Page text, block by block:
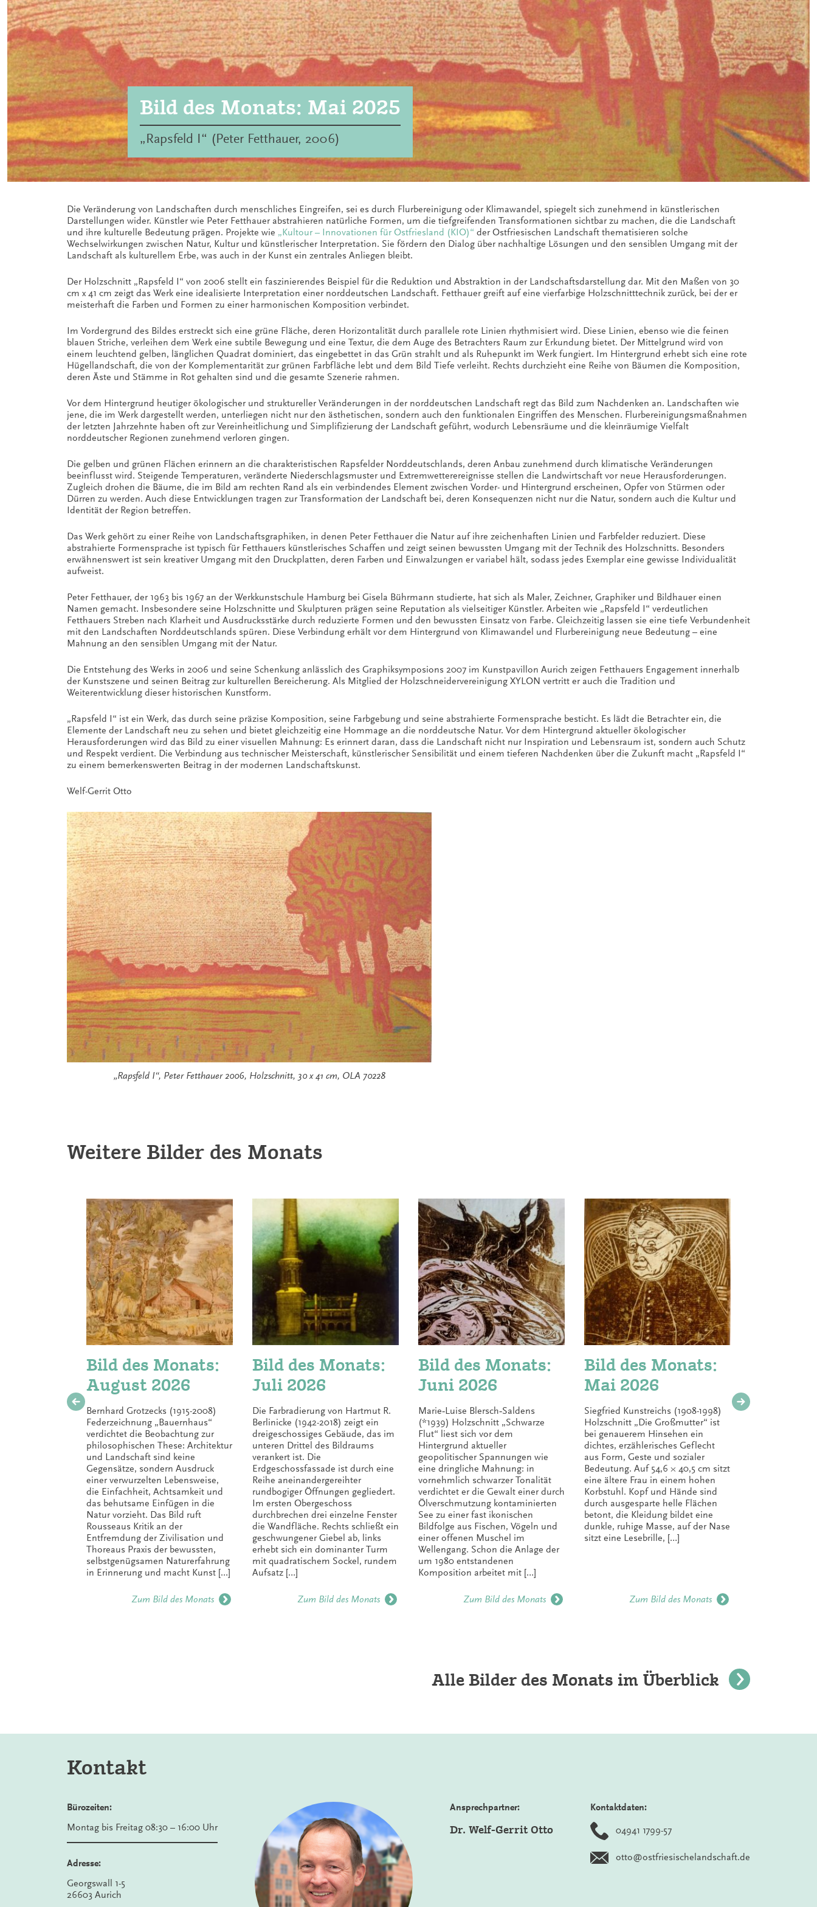
Bild des Monats: Mai 2025
„Rapsfeld I“ (Peter Fetthauer, 2006)
Die Veränderung von Landschaften durch menschliches Eingreifen, sei es durch Flurbereinigung oder Klimawandel, spiegelt sich zunehmend in künstlerischen
Darstellungen wider. Künstler wie Peter Fetthauer abstrahieren natürliche Formen, um die tiefgreifenden Transformationen sichtbar zu machen, die die Landschaft
und ihre kulturelle Bedeutung prägen. Projekte wie „Kultour – Innovationen für Ostfriesland (KIO)“ der Ostfriesischen Landschaft thematisieren solche
Wechselwirkungen zwischen Natur, Kultur und künstlerischer Interpretation. Sie fördern den Dialog über nachhaltige Lösungen und den sensiblen Umgang mit der
Landschaft als kulturellem Erbe, was auch in der Kunst ein zentrales Anliegen bleibt.
Der Holzschnitt „Rapsfeld I“ von 2006 stellt ein faszinierendes Beispiel für die Reduktion und Abstraktion in der Landschaftsdarstellung dar. Mit den Maßen von 30
cm x 41 cm zeigt das Werk eine idealisierte Interpretation einer norddeutschen Landschaft. Fetthauer greift auf eine vierfarbige Holzschnitttechnik zurück, bei der er
meisterhaft die Farben und Formen zu einer harmonischen Komposition verbindet.
Im Vordergrund des Bildes erstreckt sich eine grüne Fläche, deren Horizontalität durch parallele rote Linien rhythmisiert wird. Diese Linien, ebenso wie die feinen
blauen Striche, verleihen dem Werk eine subtile Bewegung und eine Textur, die dem Auge des Betrachters Raum zur Erkundung bietet. Der Mittelgrund wird von
einem leuchtend gelben, länglichen Quadrat dominiert, das eingebettet in das Grün strahlt und als Ruhepunkt im Werk fungiert. Im Hintergrund erhebt sich eine rote
Hügellandschaft, die von der Komplementarität zur grünen Farbfläche lebt und dem Bild Tiefe verleiht. Rechts durchzieht eine Reihe von Bäumen die Komposition,
deren Äste und Stämme in Rot gehalten sind und die gesamte Szenerie rahmen.
Vor dem Hintergrund heutiger ökologischer und struktureller Veränderungen in der norddeutschen Landschaft regt das Bild zum Nachdenken an. Landschaften wie
jene, die im Werk dargestellt werden, unterliegen nicht nur den ästhetischen, sondern auch den funktionalen Eingriffen des Menschen. Flurbereinigungsmaßnahmen
der letzten Jahrzehnte haben oft zur Vereinheitlichung und Simplifizierung der Landschaft geführt, wodurch Lebensräume und die kleinräumige Vielfalt
norddeutscher Regionen zunehmend verloren gingen.
Die gelben und grünen Flächen erinnern an die charakteristischen Rapsfelder Norddeutschlands, deren Anbau zunehmend durch klimatische Veränderungen
beeinflusst wird. Steigende Temperaturen, veränderte Niederschlagsmuster und Extremwetterereignisse stellen die Landwirtschaft vor neue Herausforderungen.
Zugleich drohen die Bäume, die im Bild am rechten Rand als ein verbindendes Element zwischen Vorder- und Hintergrund erscheinen, Opfer von Stürmen oder
Dürren zu werden. Auch diese Entwicklungen tragen zur Transformation der Landschaft bei, deren Konsequenzen nicht nur die Natur, sondern auch die Kultur und
Identität der Region betreffen.
Das Werk gehört zu einer Reihe von Landschaftsgraphiken, in denen Peter Fetthauer die Natur auf ihre zeichenhaften Linien und Farbfelder reduziert. Diese
abstrahierte Formensprache ist typisch für Fetthauers künstlerisches Schaffen und zeigt seinen bewussten Umgang mit der Technik des Holzschnitts. Besonders
erwähnenswert ist sein kreativer Umgang mit den Druckplatten, deren Farben und Einwalzungen er variabel hält, sodass jedes Exemplar eine gewisse Individualität
aufweist.
Peter Fetthauer, der 1963 bis 1967 an der Werkkunstschule Hamburg bei Gisela Bührmann studierte, hat sich als Maler, Zeichner, Graphiker und Bildhauer einen
Namen gemacht. Insbesondere seine Holzschnitte und Skulpturen prägen seine Reputation als vielseitiger Künstler. Arbeiten wie „Rapsfeld I“ verdeutlichen
Fetthauers Streben nach Klarheit und Ausdrucksstärke durch reduzierte Formen und den bewussten Einsatz von Farbe. Gleichzeitig lassen sie eine tiefe Verbundenheit
mit den Landschaften Norddeutschlands spüren. Diese Verbindung erhält vor dem Hintergrund von Klimawandel und Flurbereinigung neue Bedeutung – eine
Mahnung an den sensiblen Umgang mit der Natur.
Die Entstehung des Werks in 2006 und seine Schenkung anlässlich des Graphiksymposions 2007 im Kunstpavillon Aurich zeigen Fetthauers Engagement innerhalb
der Kunstszene und seinen Beitrag zur kulturellen Bereicherung. Als Mitglied der Holzschneidervereinigung XYLON vertritt er auch die Tradition und
Weiterentwicklung dieser historischen Kunstform.
„Rapsfeld I“ ist ein Werk, das durch seine präzise Komposition, seine Farbgebung und seine abstrahierte Formensprache besticht. Es lädt die Betrachter ein, die
Elemente der Landschaft neu zu sehen und bietet gleichzeitig eine Hommage an die norddeutsche Natur. Vor dem Hintergrund aktueller ökologischer
Herausforderungen wird das Bild zu einer visuellen Mahnung: Es erinnert daran, dass die Landschaft nicht nur Inspiration und Lebensraum ist, sondern auch Schutz
und Respekt verdient. Die Verbindung aus technischer Meisterschaft, künstlerischer Sensibilität und einem tieferen Nachdenken über die Zukunft macht „Rapsfeld I“
zu einem bemerkenswerten Beitrag in der modernen Landschaftskunst.
Welf-Gerrit Otto
„Rapsfeld I“, Peter Fetthauer 2006, Holzschnitt, 30 x 41 cm, OLA 70228
Weitere Bilder des Monats
Bild des Monats:
August 2026
Bernhard Grotzecks (1915-2008)
Federzeichnung „Bauernhaus“
verdichtet die Beobachtung zur
philosophischen These: Architektur
und Landschaft sind keine
Gegensätze, sondern Ausdruck
einer verwurzelten Lebensweise,
die Einfachheit, Achtsamkeit und
das behutsame Einfügen in die
Natur vorzieht. Das Bild ruft
Rousseaus Kritik an der
Entfremdung der Zivilisation und
Thoreaus Praxis der bewussten,
selbstgenügsamen Naturerfahrung
in Erinnerung und macht Kunst […]
Zum Bild des Monats
Bild des Monats:
Juli 2026
Die Farbradierung von Hartmut R.
Berlinicke (1942-2018) zeigt ein
dreigeschossiges Gebäude, das im
unteren Drittel des Bildraums
verankert ist. Die
Erdgeschossfassade ist durch eine
Reihe aneinandergereihter
rundbogiger Öffnungen gegliedert.
Im ersten Obergeschoss
durchbrechen drei einzelne Fenster
die Wandfläche. Rechts schließt ein
geschwungener Giebel ab, links
erhebt sich ein dominanter Turm
mit quadratischem Sockel, rundem
Aufsatz […]
Zum Bild des Monats
Bild des Monats:
Juni 2026
Marie‑Luise Blersch‑Saldens
(*1939) Holzschnitt „Schwarze
Flut“ liest sich vor dem
Hintergrund aktueller
geopolitischer Spannungen wie
eine dringliche Mahnung: in
vornehmlich schwarzer Tonalität
verdichtet er die Gewalt einer durch
Ölverschmutzung kontaminierten
See zu einer fast ikonischen
Bildfolge aus Fischen, Vögeln und
einer offenen Muschel im
Wellengang. Schon die Anlage der
um 1980 entstandenen
Komposition arbeitet mit […]
Zum Bild des Monats
Bild des Monats:
Mai 2026
Siegfried Kunstreichs (1908-1998)
Holzschnitt „Die Großmutter“ ist
bei genauerem Hinsehen ein
dichtes, erzählerisches Geflecht
aus Form, Geste und sozialer
Bedeutung. Auf 54,6 × 40,5 cm sitzt
eine ältere Frau in einem hohen
Korbstuhl. Kopf und Hände sind
durch ausgesparte helle Flächen
betont, die Kleidung bildet eine
dunkle, ruhige Masse, auf der Nase
sitzt eine Lesebrille, […]
Zum Bild des Monats
Alle Bilder des Monats im Überblick
Kontakt
Bürozeiten:
Montag bis Freitag 08:30 – 16:00 Uhr
Adresse:
Georgswall 1-5
26603 Aurich
Ansprechpartner:
Dr. Welf-Gerrit Otto
Kontaktdaten:
04941 1799-57
otto@ostfriesischelandschaft.de